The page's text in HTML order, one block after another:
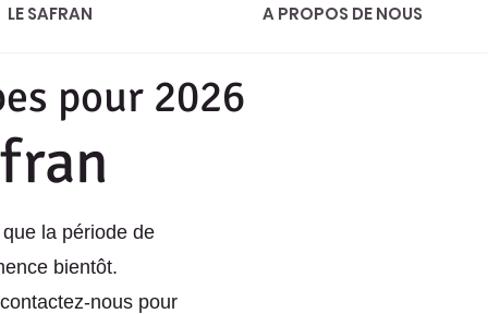
LE SAFRAN A PROPOS DE NOUS
pour 2026
la période de
bientôt.
nous pour